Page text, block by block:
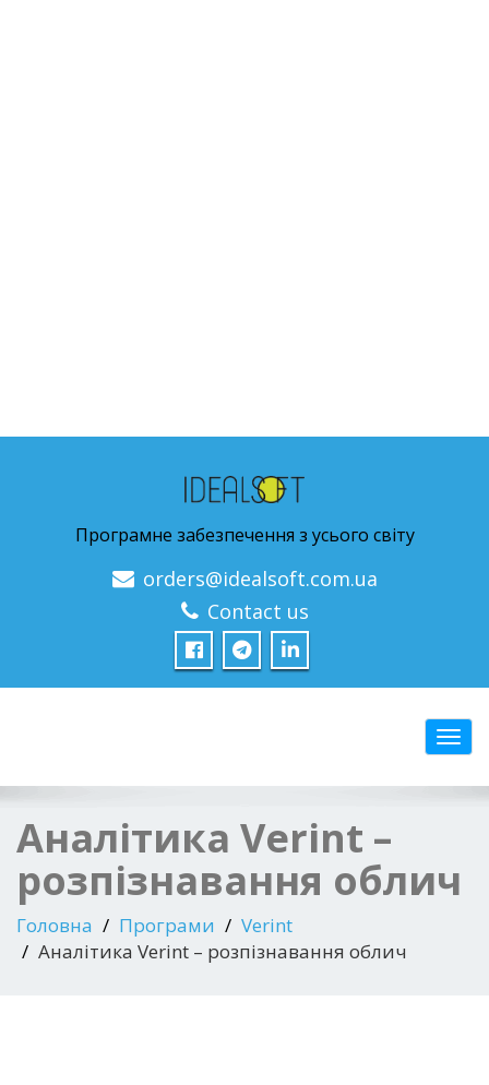
Програмне забезпечення з усього світу
orders@idealsoft.com.ua
Contact us
Аналітика Verint –
розпізнавання облич
Головна Програми
Verint
Аналітика Verint – розпізнавання облич